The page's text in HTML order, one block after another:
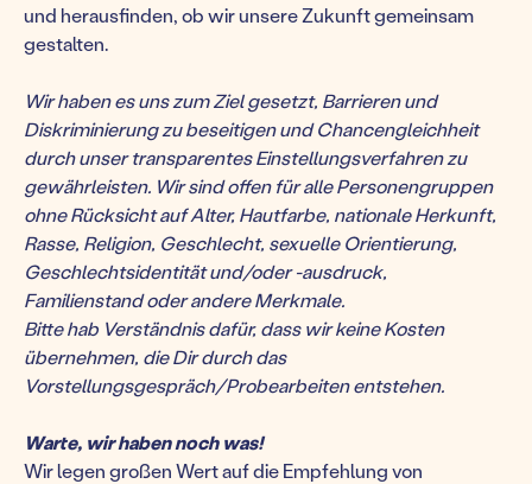
und herausfinden, ob wir unsere Zukunft gemeinsam
gestalten.
Wir haben es uns zum Ziel gesetzt, Barrieren und
Diskriminierung zu beseitigen und Chancengleichheit
durch unser transparentes Einstellungsverfahren zu
gewährleisten. Wir sind offen für alle Personengruppen
ohne Rücksicht auf Alter, Hautfarbe, nationale Herkunft,
Rasse, Religion, Geschlecht, sexuelle Orientierung,
Geschlechtsidentität und/oder -ausdruck,
Familienstand oder andere Merkmale.
Bitte hab Verständnis dafür, dass wir keine Kosten
übernehmen, die Dir durch das
Vorstellungsgespräch/Probearbeiten entstehen.
Warte, wir haben noch was!
Wir legen großen Wert auf die Empfehlung von